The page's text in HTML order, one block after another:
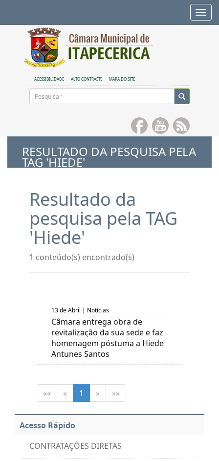
ACESSIBILIDADE ALTO CONTRASTE MAPA DO SITE
RESULTADO DA PESQUISA PELA
TAG 'HIEDE'
Resultado da
pesquisa pela TAG
'Hiede'
1 conteúdo(s) encontrado(s)
13 de Abril | Notícias
Câmara entrega obra de
revitalização da sua sede e faz
homenagem póstuma a Hiede
Antunes Santos
«« « 1 » »»
Acesso Rápido
CONTRATAÇÕES DIRETAS